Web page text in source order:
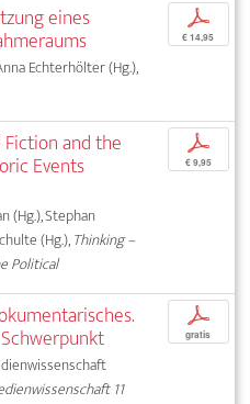
eines
Echterhölter (Hg.),
p
€ 14,95
and the
Events
(Hg.), Stephan
(Hg.),Thinking –
Political
p
€ 9,95
11
p
gratis